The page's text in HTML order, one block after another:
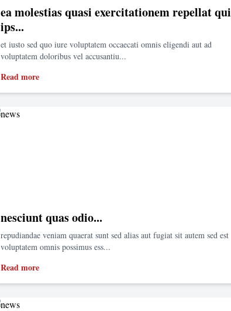
ea molestias quasi exercitationem repellat qui
ips...
et iusto sed quo iure voluptatem occaecati omnis eligendi aut ad
voluptatem doloribus vel accusantiu...
Read more
nesciunt quas odio...
repudiandae veniam quaerat sunt sed alias aut fugiat sit autem sed est
voluptatem omnis possimus ess...
Read more